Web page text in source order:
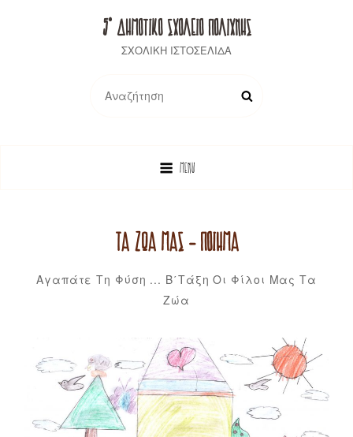
5° ΔΗΜΟΤΙΚΟ ΣΧΟΛΕΙΟ ΠΟΛΙΧΝΗΣ
ΣΧΟΛΙΚΗ ΙΣΤΟΣΕΛΙΔΑ
for:
MENU
ΤΑ ΖΏΑ ΜΑΣ – ΠΟΊΗΜΑ
Categories
Αγαπάτε Τη Φύση ... Β΄τάξη Οι Φίλοι Μας Τα
ΖώαΑναστασία